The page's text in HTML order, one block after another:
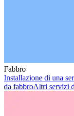
Fabbro
Installazione di una
da fabbroAltri servizi